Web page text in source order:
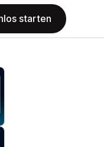
starten